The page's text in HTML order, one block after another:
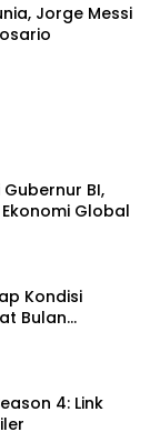
Jorge Messi
BI,
Global
Kondisi
Bulan
4: Link